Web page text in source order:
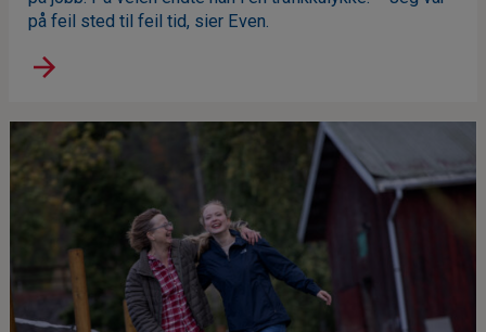
på feil sted til feil tid, sier Even.